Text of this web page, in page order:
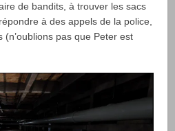
de bandits, à trouver les sacs
à des appels de la police,
pas que Peter est